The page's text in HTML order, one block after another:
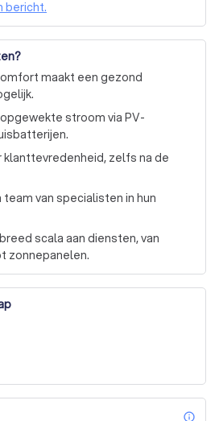
en plaatsing, wij staan voor u
draait alles om
zijn er niet alleen op het moment
in de jaren die volgen. Bent u
naar een duurzamere
met ons op voor een
(geen cv)
cv)
mij
bericht.
maakt een gezond
stroom via PV-
klanttevredenheid, zelfs na de
van specialisten in hun
scala aan diensten, van
zonnepanelen.